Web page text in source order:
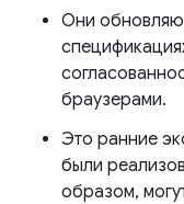
Они
браузерами.
Это ранние
были
образом,